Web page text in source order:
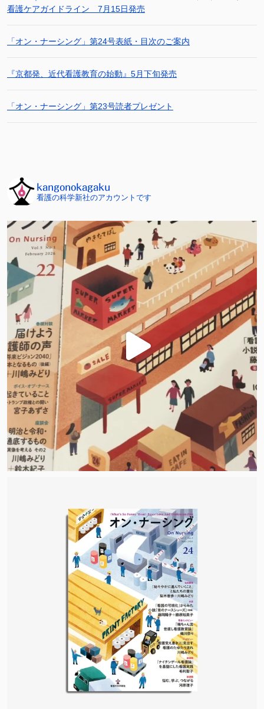
看護ケアガイドライン 7月15日発売
「オン・ナーシング」第24号表紙・目次のご案内
『京都発、近代看護教育の始動』5月下旬発売
「オン・ナーシング」第23号読者プレゼント
kangonokagaku
看護の科学新社のアカウントです